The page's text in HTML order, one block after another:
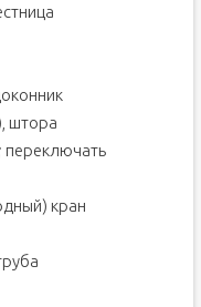
штора
кран